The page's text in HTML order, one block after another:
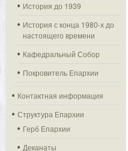
История до 1939
История с конца 1980-х до
настоящего времени
Кафедральный Собор
Покровитель Епархии
Контактная информация
Структура Епархии
Герб Епархии
Деканаты